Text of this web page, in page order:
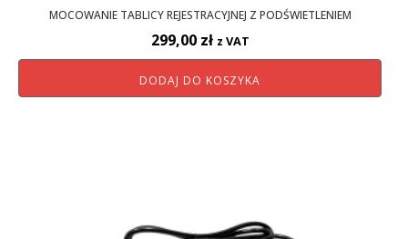
MOCOWANIE TABLICY REJESTRACYJNEJ Z PODŚWIETLENIEM
299,00 zł z VAT
DODAJ DO KOSZYKA